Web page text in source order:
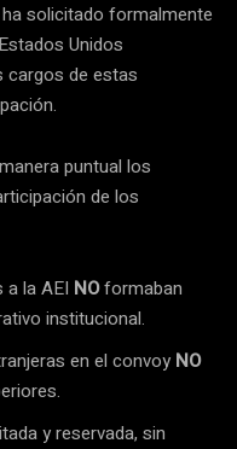
solicitado formalmente
Unidos
cargos de estas
puntual los
de los
la AEI NOformaban
institucional.
en el convoy NO
y reservada, sin